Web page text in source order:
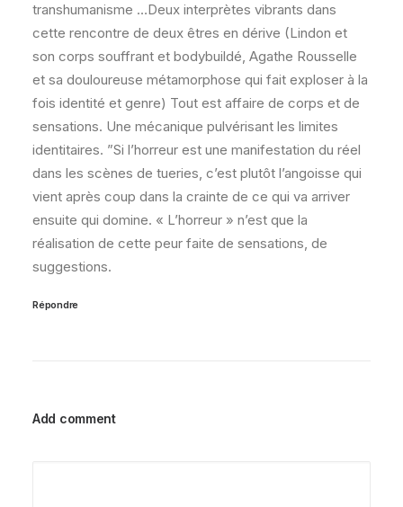
transhumanisme …Deux interprètes vibrants dans
cette rencontre de deux êtres en dérive (Lindon et
son corps souffrant et bodybuildé, Agathe Rousselle
et sa douloureuse métamorphose qui fait exploser à la
fois identité et genre) Tout est affaire de corps et de
sensations. Une mécanique pulvérisant les limites
identitaires. ”Si l’horreur est une manifestation du réel
dans les scènes de tueries, c’est plutôt l’angoisse qui
vient après coup dans la crainte de ce qui va arriver
ensuite qui domine. « L’horreur » n’est que la
réalisation de cette peur faite de sensations, de
suggestions.
Répondre
Add comment